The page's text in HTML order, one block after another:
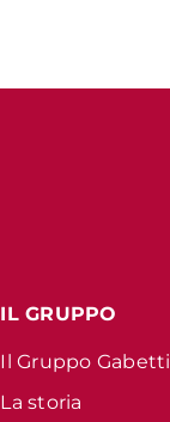
IL GRUPPO
Il Gruppo Gabetti
La storia